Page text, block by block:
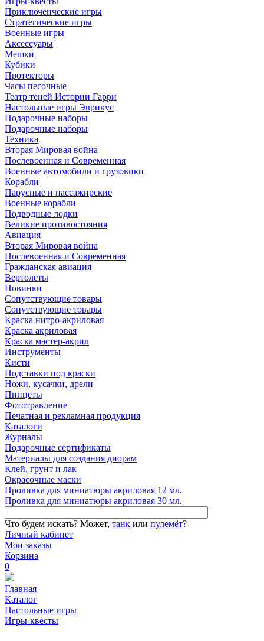
Приключенческие игры
Стратегические игры
Военные игры
Аксессуары
Мешки
Кубики
Протекторы
Часы песочные
Театр теней Истории Гарри
Настольные игры Эврикус
Подарочные наборы
Подарочные наборы
Техника
Вторая Мировая война
Послевоенная и Современная
Военные автомобили и грузовики
Корабли
Парусные и пассажирские
Военные корабли
Подводные лодки
Великие противостояния
Авиация
Вторая Мировая война
Послевоенная и Современная
Гражданская авиация
Вертолёты
Новинки
Сопутствующие товары
Сопутствующие товары
Краска нитро-акриловая
Краска акриловая
Краска мастер-акрил
Инструменты
Кисти
Подставки под краски
Ножи, кусачки, дрели
Пинцеты
Фототравление
Печатная и рекламная продукция
Каталоги
Журналы
Подарочные сертификаты
Материалы для создания диорам
Клей, грунт и лак
Окрасочные маски
Проливка для миниатюры акриловая 12 мл.
Проливка для миниатюры акриловая 30 мл.
Что будем искать? Может, танк или пулемёт?
Личный кабинет
Мои заказы
Корзина
0
Главная
Каталог
Настольные игры
Игры-квесты